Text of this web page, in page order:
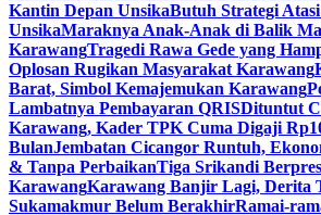
Kantin Depan UnsikaButuh Strategi
UnsikaMaraknya Anak-Anak di Balik
KarawangTragedi Rawa Gede yang
Oplosan Rugikan Masyarakat Karawang
Barat, Simbol Kemajemukan Karawang
Lambatnya Pembayaran QRISDituntut
Karawang, Kader TPK Cuma Digaji
BulanJembatan Cicangor Runtuh,
& Tanpa PerbaikanTiga Srikandi
KarawangKarawang Banjir Lagi, Derita
Sukamakmur Belum BerakhirRamai-